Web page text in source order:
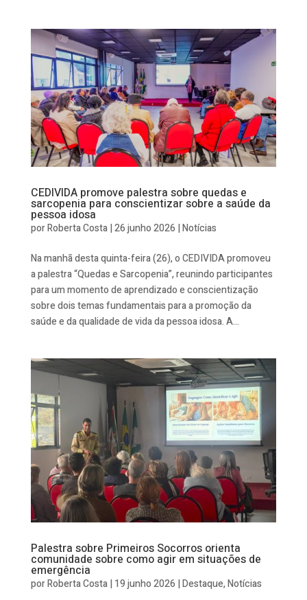
CEDIVIDA promove palestra sobre quedas e
sarcopenia para conscientizar sobre a saúde da
pessoa idosa
porRoberta Costa|26 junho 2026 |Notícias
Na manhã desta quinta-feira (26), o CEDIVIDA promoveu
a palestra “Quedas e Sarcopenia”, reunindo participantes
para um momento de aprendizado e conscientização
sobre dois temas fundamentais para a promoção da
saúde e da qualidade de vida da pessoa idosa. A...
Palestra sobre Primeiros Socorros orienta
comunidade sobre como agir em situações de
emergência
porRoberta Costa|19 junho 2026 |Destaque,Notícias